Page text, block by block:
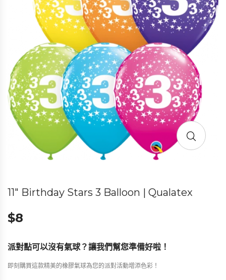
11″ Birthday Stars 3 Balloon | Qualatex
$8
派對點可以沒有氣球？讓我們幫您準備好啦！
即刻購買這款精美的橡膠氣球為您的派對活動增添色彩！